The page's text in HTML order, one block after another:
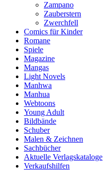
Zampano
Zauberstern
Zwerchfell
Comics für Kinder
Romane
Spiele
Magazine
Mangas
Light Novels
Manhwa
Manhua
Webtoons
Young Adult
Bildbände
Schuber
Malen & Zeichnen
Sachbücher
Aktuelle Verlagskataloge
Verkaufshilfen